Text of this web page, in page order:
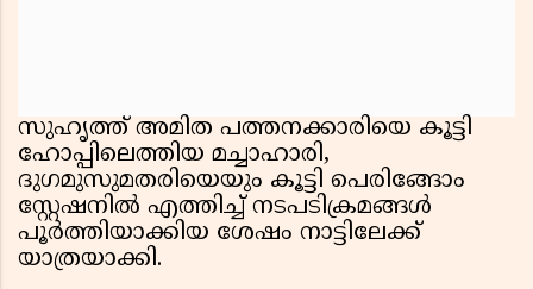
സുഹൃത്ത് അമിത പത്തനക്കാരിയെ കൂട്ടി
ഹോപ്പിലെത്തിയ മച്ചാഹാരി,
ദുഗമുസുമതരിയെയും കൂട്ടി പെരിങ്ങോം
സ്റ്റേഷനിൽ എത്തിച്ച് നടപടിക്രമങ്ങൾ
പൂർത്തിയാക്കിയ ശേഷം നാട്ടിലേക്ക്
യാത്രയാക്കി.